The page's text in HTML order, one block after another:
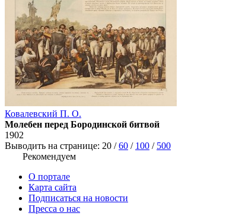
Ковалевский П. О.
Молебен перед Бородинской битвой
1902
Выводить на странице: 20 /60 / 100 / 500
Рекомендуем
О портале
Карта сайта
Подписаться на новости
Пресса о нас